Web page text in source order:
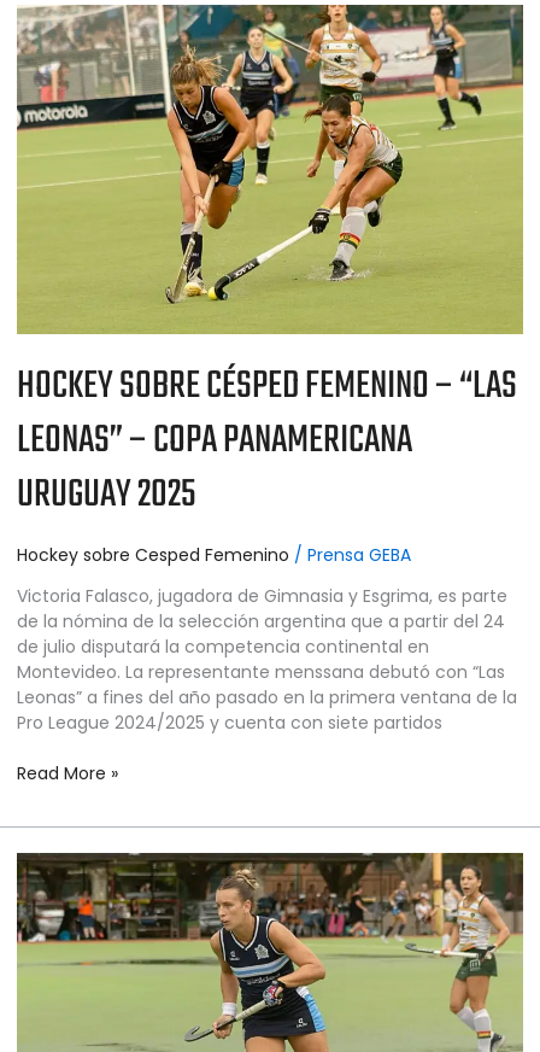
HOCKEY SOBRE CÉSPED FEMENINO – “LAS
LEONAS” – COPA PANAMERICANA
URUGUAY 2025
Hockey sobre Cesped Femenino / Prensa GEBA
Victoria Falasco, jugadora de Gimnasia y Esgrima, es parte
de la nómina de la selección argentina que a partir del 24
de julio disputará la competencia continental en
Montevideo. La representante menssana debutó con “Las
Leonas” a fines del año pasado en la primera ventana de la
Pro League 2024/2025 y cuenta con siete partidos
HOCKEY
SOBRE
CÉSPED
FEMENINO
–
–
Read More »
HOCKEY
SOBRE
CÉSPED
FEMENINO